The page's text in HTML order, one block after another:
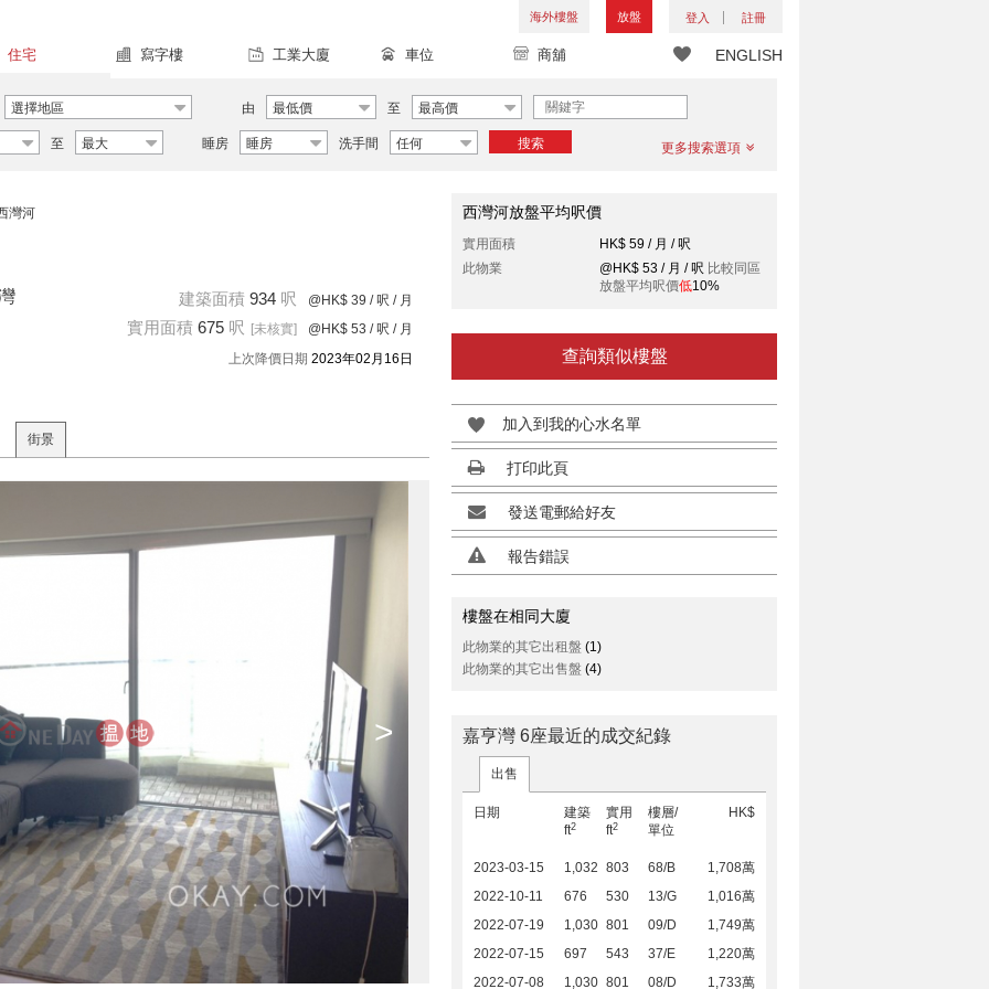
海外樓盤 放盤 登入 註冊
ENGLISH
住宅 寫字樓 工業大廈 車位 商舖
選擇地區 由 最低價 至 最高價
至 最大 睡房 睡房 洗手間 任何 搜索 更多搜索選項
灣河
建築面積 934 呎 @HK$ 39 / 呎 / 月
實用面積 675 呎 [未核實] @HK$ 53 / 呎 / 月
上次降價日期 2023年02月16日
街景
>
西灣河放盤平均呎價
實用面積
HK$ 59 / 月 / 呎
此物業
@HK$ 53 / 月 / 呎 比較同區
放盤平均呎價低10%
查詢類似樓盤
加入到我的心水名單
打印此頁
發送電郵給好友
報告錯誤
樓盤在相同大廈
此物業的其它出租盤 (1)
此物業的其它出售盤 (4)
嘉亨灣 6座最近的成交紀錄
出售
日期
建築
ft2
實用
ft2
樓層/
單位
HK$
2023-03-15 1,032 803 68/B
1,708萬
2022-10-11
676 530 13/G
1,016萬
2022-07-19
1,030 801 09/D
1,749萬
2022-07-15
697 543 37/E
1,220萬
2022-07-08
1,030 801 08/D 1,733萬